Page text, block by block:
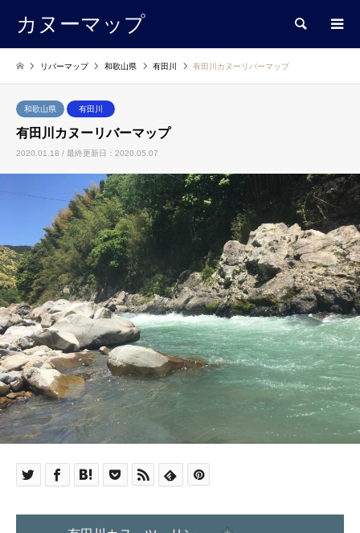
カヌーマップ 検索
リバーマップ 和歌山県 有田川 有田川カヌーリバーマップ
和歌山県 有田川
有田川カヌーリバーマップ
2020.01.18 / 最終更新日：2020.05.07